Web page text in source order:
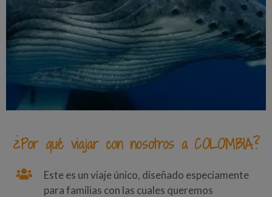
¿Por qué viajar con nosotros a COLOMBIA?
Este es un viaje único, diseñado especiamente
para familias con las cuales queremos